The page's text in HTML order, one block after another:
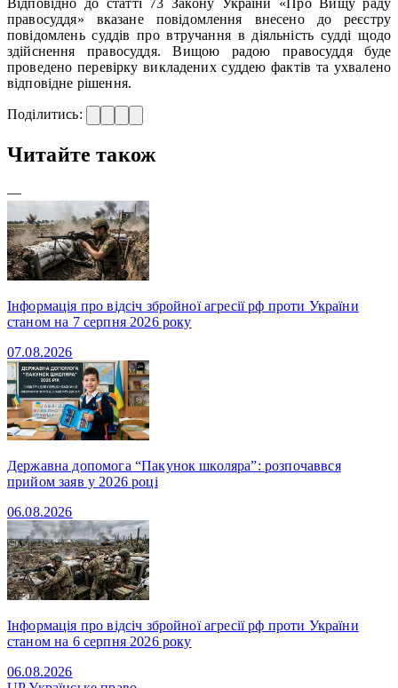
правосуддя» вказане повідомлення внесено до реєстру
повідомлень суддів про втручання в діяльність судді щодо
здійснення правосуддя. Вищою радою правосуддя буде
проведено перевірку викладених суддею фактів та ухвалено
відповідне рішення.
Поділитись:
Читайте також
—
Інформація про відсіч збройної агресії рф проти України
станом на 7 серпня 2026 року
07.08.2026
Державна допомога “Пакунок школяра”: розпочаввся
прийом заяв у 2026 році
06.08.2026
Інформація про відсіч збройної агресії рф проти України
станом на 6 серпня 2026 року
06.08.2026